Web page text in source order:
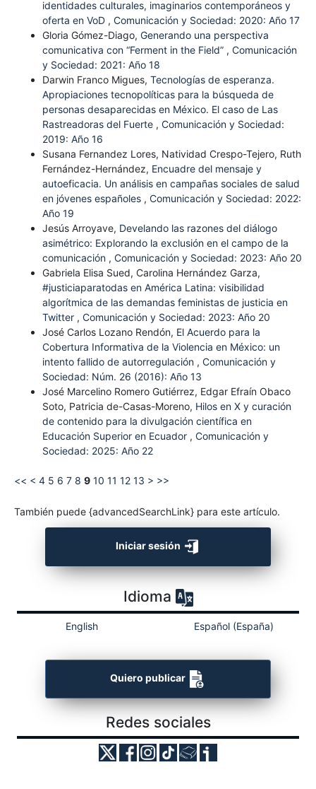
identidades culturales, imaginarios contemporáneos y
oferta en VoD , Comunicación y Sociedad: 2020: Año 17
Gloria Gómez-Diago, Generando una perspectiva
comunicativa con “Ferment in the Field” , Comunicación
y Sociedad: 2021: Año 18
Darwin Franco Migues, Tecnologías de esperanza.
Apropiaciones tecnopolíticas para la búsqueda de
personas desaparecidas en México. El caso de Las
Rastreadoras del Fuerte , Comunicación y Sociedad:
2019: Año 16
Susana Fernandez Lores, Natividad Crespo-Tejero, Ruth
Fernández-Hernández, Encuadre del mensaje y
autoeficacia. Un análisis en campañas sociales de salud
en jóvenes españoles , Comunicación y Sociedad: 2022:
Año 19
Jesús Arroyave, Develando las razones del diálogo
asimétrico: Explorando la exclusión en el campo de la
comunicación , Comunicación y Sociedad: 2023: Año 20
Gabriela Elisa Sued, Carolina Hernández Garza,
#justiciaparatodas en América Latina: visibilidad
algorítmica de las demandas feministas de justicia en
Twitter , Comunicación y Sociedad: 2023: Año 20
José Carlos Lozano Rendón, El Acuerdo para la
Cobertura Informativa de la Violencia en México: un
intento fallido de autorregulación , Comunicación y
Sociedad: Núm. 26 (2016): Año 13
José Marcelino Romero Gutiérrez, Edgar Efraín Obaco
Soto, Patricia de-Casas-Moreno, Hilos en X y curación
de contenido para la divulgación científica en
Educación Superior en Ecuador , Comunicación y
Sociedad: 2025: Año 22
<< < 4 5 6 7 8 9 10 11 12 13 > >>
También puede {advancedSearchLink} para este artículo.
Iniciar sesión
Idioma
English Español (España)
Quiero publicar
Redes sociales